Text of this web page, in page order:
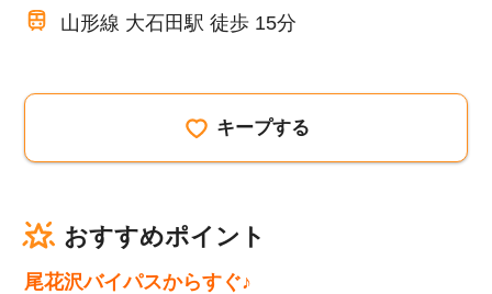
山形線 大石田駅 徒歩 15分
キープする
おすすめポイント
尾花沢バイパスからすぐ♪